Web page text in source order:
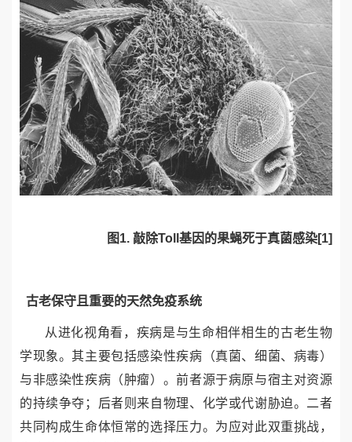
图1. 敲除Toll 基因的果蝇死于真菌感染[1]
古老保守且重要的天然免疫系统
从进化视角看，疾病是与生命相伴相生的古老生物
学现象。其主要包括感染性疾病（真菌、细菌、病毒）
与非感染性疾病（肿瘤）。前者源于病原与宿主对资源
的持续争夺 ； 后者则来自物理、化学或代谢胁迫。 二者
共同构成生命体恒常的选择压力。为应对此双重挑战，